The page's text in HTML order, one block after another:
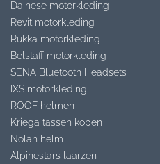
Dainese motorkleding
Revit motorkleding
Rukka motorkleding
Belstaff motorkleding
SENA Bluetooth Headsets
IXS motorkleding
ROOF helmen
Kriega tassen kopen
Nolan helm
Alpinestars laarzen